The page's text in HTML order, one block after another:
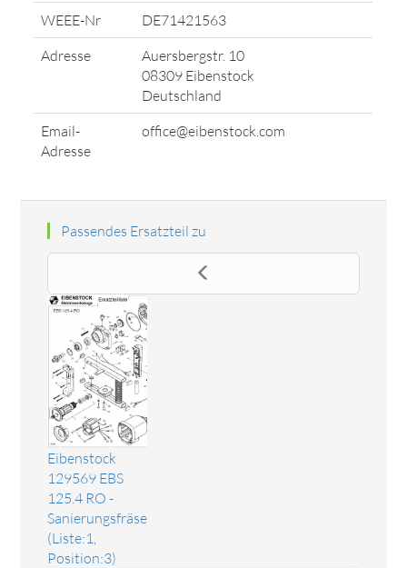
WEEE-Nr
DE71421563
Adresse
Auersbergstr. 10
08309 Eibenstock
Deutschland
Email-
Adresse
office@eibenstock.com
Passendes Ersatzteil zu
Eibenstock
129569 EBS
125.4 RO -
Sanierungsfräse
(Liste:1,
Position:3)